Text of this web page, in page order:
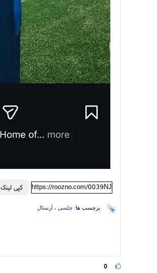
کپی لینک https://roozno.com/0039NJ
برچسب ها: چلسی ، آرسنال
0